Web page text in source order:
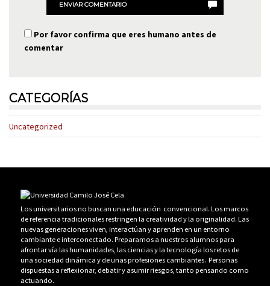
ENVIAR COMENTARIO
Por favor confirma que eres humano antes de
comentar
CATEGORÍAS
Uncategorized
Los universitarios no buscan una educación convencional. Los marcos
de referencia tradicionales restringen la creatividad y la originalidad. Las
nuevas generaciones viven, interactúan y aprenden en un entorno
cambiante e interconectado. Preparamos a nuestros alumnos para
afrontar vía las humanidades, las ciencias y la tecnología los retos de
una sociedad dinámica y de unas profesiones cambiantes. Personas
dispuestas a reflexionar, debatir y asumir riesgos, tanto pensando como
actuando.